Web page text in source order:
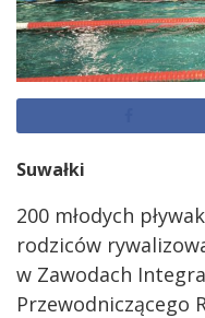
Suwałki
200 młodych
rodziców
w Zawodach
Przewodniczącego